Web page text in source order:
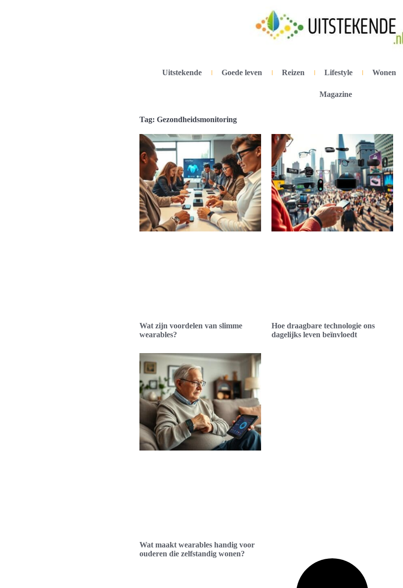
Uitstekende Goede leven Reizen Lifestyle Wonen
Magazine
Tag: Gezondheidsmonitoring
Wat zijn voordelen van slimme
wearables?
Hoe draagbare technologie ons
dagelijks leven beïnvloedt
Wat maakt wearables handig voor
ouderen die zelfstandig wonen?